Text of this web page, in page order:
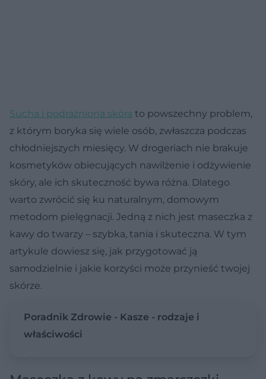
Sucha i podrażniona skóra to powszechny problem,
z którym boryka się wiele osób, zwłaszcza podczas
chłodniejszych miesięcy. W drogeriach nie brakuje
kosmetyków obiecujących nawilżenie i odżywienie
skóry, ale ich skuteczność bywa różna. Dlatego
warto zwrócić się ku naturalnym, domowym
metodom pielęgnacji. Jedną z nich jest maseczka z
kawy do twarzy – szybka, tania i skuteczna. W tym
artykule dowiesz się, jak przygotować ją
samodzielnie i jakie korzyści może przynieść twojej
skórze.
Poradnik Zdrowie - Kasze - rodzaje i
właściwości